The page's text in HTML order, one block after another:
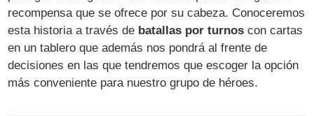
recompensa que se ofrece por su cabeza. Conoceremos
esta historia a través de batallas por turnos con cartas
en un tablero que además nos pondrá al frente de
decisiones en las que tendremos que escoger la opción
más conveniente para nuestro grupo de héroes.